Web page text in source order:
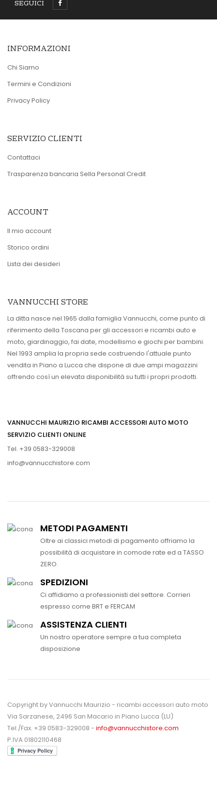
SEGUICI
INFORMAZIONI
Chi Siamo
Termini e Condizioni
Privacy Policy
SERVIZIO CLIENTI
Contattaci
Trasparenza bancaria Sella Personal Credit
ACCOUNT
Il mio account
Storico ordini
Lista dei desideri
VANNUCCHI STORE
La ditta nasce nel 1965 dalla famiglia Vannucchi, come punto di
riferimento della Toscana per gli accessori e ricambi auto e
moto, giardinaggio, fai date, modellismo e giochi per bambini.
Nel 1993 amplia la propria sede costruendo l'attuale punto
vendita in Piano a Lucca che dispone di due ampi magazzini
offrendo così un elevata disponibilità su tutti i propri prodotti.
VANNUCCHI MAURIZIO RICAMBI ACCESSORI AUTO MOTO
SERVIZIO CLIENTI ONLINE
Tel. +39 0583-329008
info@vannucchistore.com
METODI PAGAMENTI
Oltre ai classici metodi di pagamento offriamo la
possibilità di acquistare in comode rate ed a TASSO
ZERO.
SPEDIZIONI
Ci affidiamo a professionisti del settore. Corrieri
espresso come BRT e FERCAM
ASSISTENZA CLIENTI
Un nostro operatore sempre a tua completa
disposizione
Copyright by Vannucchi Maurizio - ricambi accessori auto moto
Via Sarzanese, 2496 San Macario in Piano Lucca (LU)
Tel./Fax. +39 0583-329008 - info@vannucchistore.com
P.IVA 01802110468